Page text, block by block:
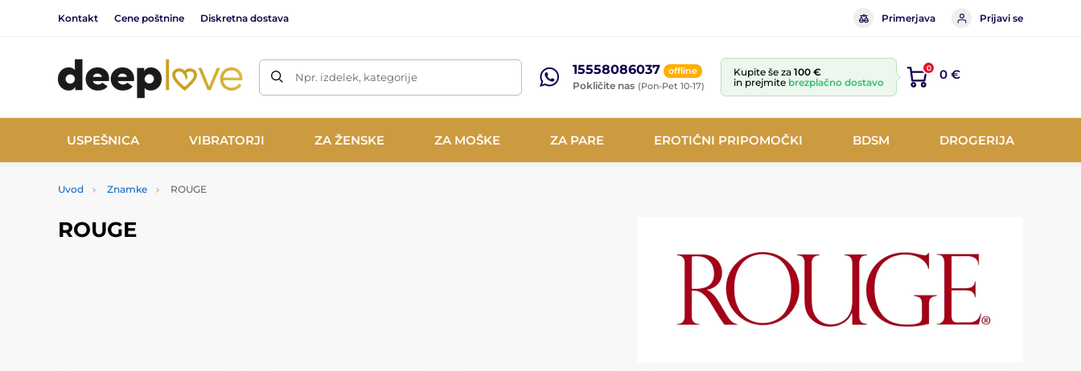
Kontakt Cene poštnine Diskretna dostava Primerjava Prijavi se
Npr. izdelek, kategorije 15558086037 offline
Pokličite nas (Pon-Pet 10-17)
Kupite še za 100 €
in prejmite brezplačno dostavo
0 0 €
USPEŠNICA VIBRATORJI ZA ŽENSKE ZA MOŠKE ZA PARE EROTIČNI PRIPOMOČKI BDSM DROGERIJA
Uvod Znamke ROUGE
ROUGE